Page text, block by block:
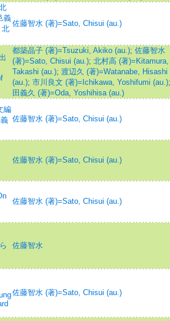
義
北
佐藤智水 (著)=Sato, Chisui (au.)
都築晶子 (著)=Tsuzuki, Akiko (au.); 佐藤智水
(著)=Sato, Chisui (au.); 北村高 (著)=Kitamura,
Takashi (au.); 渡辺久 (著)=Watanabe, Hisashi
(au.); 市川良文 (著)=Ichikawa, Yoshifumi (au.);
田義久 (著)=Oda, Yoshihisa (au.)
編
佐藤智水 (著)=Sato, Chisui (au.)
佐藤智水 (著)=Sato, Chisui (au.)
佐藤智水 (著)=Sato, Chisui (au.)
佐藤智水
佐藤智水 (著)=Sato, Chisui (au.)